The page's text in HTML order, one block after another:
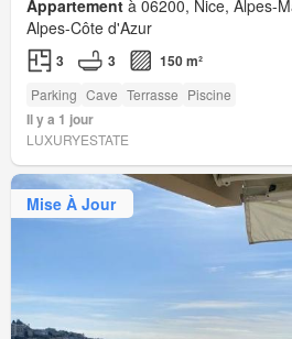
Appartement à 06200, Nice, Alpes-
Alpes-Côte d'Azur
3 3 150 m²
Parking Cave Terrasse Piscine
Il y a 1 jour
LUXURYESTATE
Mise À Jour